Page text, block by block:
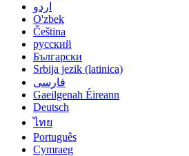
اردو
O'zbek
Čeština
русский
Български
Srbija jezik (latinica)
فارسی
Gaeilgenah Éireann
Deutsch
ไทย
Português
Cymraeg